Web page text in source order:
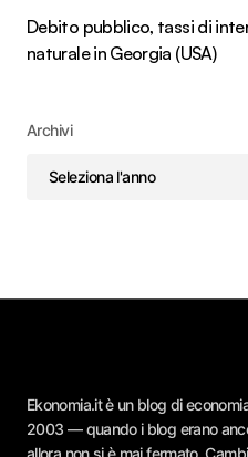
Debito pubblico, tassi di
naturale in Georgia (USA)
Archivi
Ekonomia.it è un blog di
2003 — quando i blog erano
allora non si è mai fermato.